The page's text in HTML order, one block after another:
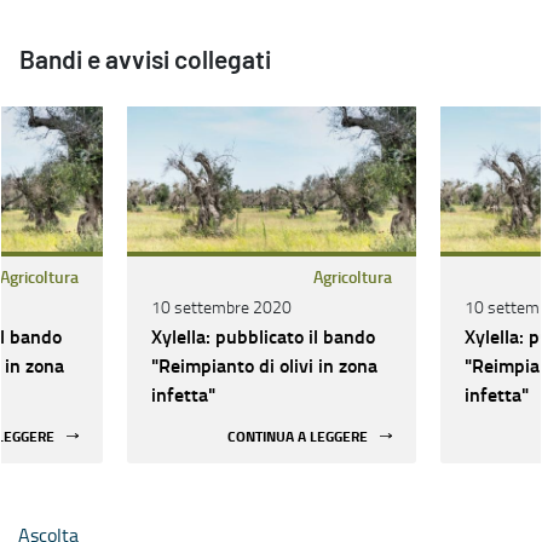
Bandi e avvisi collegati
Agricoltura
bando
zona
Agricoltura
10 settembre 2020
Xylella: pubblicato il bando
"Reimpianto di olivi in zona
infetta"
CONTINUA A LEGGERE
10
Xylella:
infetta"
Ascolta